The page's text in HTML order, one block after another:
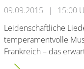
09.09.2015 |
15:00
Leidenschaftliche
temperamentvolle
Frankreich – das
Liebe, Leidenschaft